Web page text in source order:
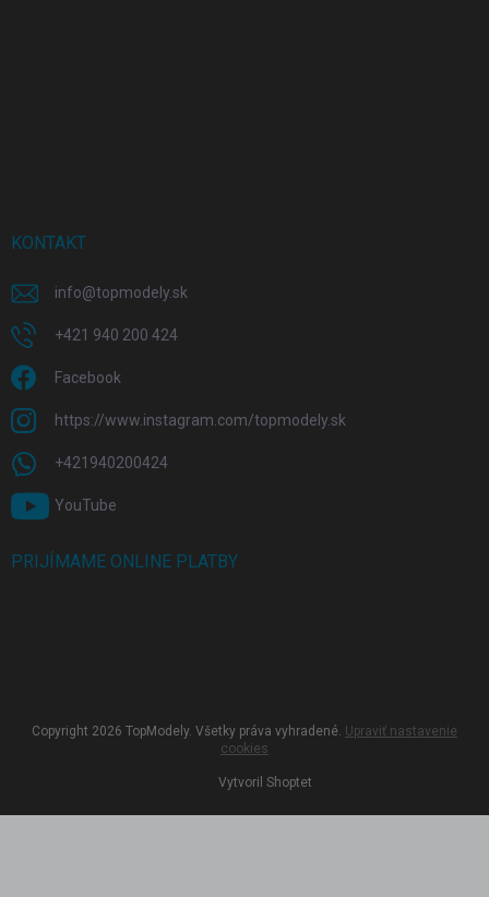
KONTAKT
info@topmodely.sk
+421 940 200 424
Facebook
https://www.instagram.com/topmodely.sk
+421940200424
YouTube
PRIJÍMAME ONLINE PLATBY
Vytvoril Shoptet
Copyright 2026 TopModely. Všetky práva vyhradené. Upraviť nastavenie
cookies